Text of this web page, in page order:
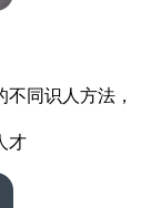
同识人方法，
才